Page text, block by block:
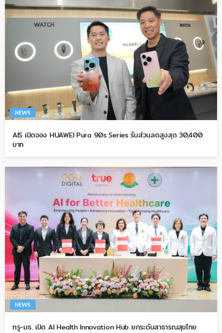
NEWS
AIS เปิดจอง HUAWEI Pura 90s Series รับส่วนลดสูงสุด 30,400
บาท
NEWS
ทรู-มธ. เปิด AI Health Innovation Hub ยกระดับสาธารณสุขไทย